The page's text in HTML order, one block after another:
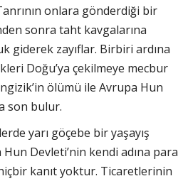
onlara gönderdiği bir
sonra taht kavgalarına
giderek zayıflar. Birbiri ardına
Doğu’ya çekilmeye mecbur
ölümü ile Avrupa Hun
son bulur.
yarı göçebe bir yaşayış
Devleti’nin kendi adına para
kanıt yoktur. Ticaretlerinin